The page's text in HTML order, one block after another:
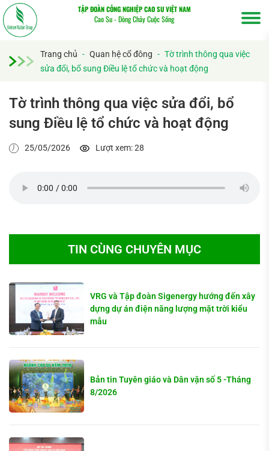
TẬP ĐOÀN CÔNG NGHIỆP CAO SU VIỆT NAM
Cao Su - Dòng Chảy Cuộc Sống
Trang chủ - Quan hệ cổ đông - Tờ trình thông qua việc
sửa đổi, bổ sung Điều lệ tổ chức và hoạt động
Tờ trình thông qua việc sửa đổi, bổ
sung Điều lệ tổ chức và hoạt động
25/05/2026 Lượt xem: 28
TIN CÙNG CHUYÊN MỤC
VRG và Tập đoàn Sigenergy hướng đến xây
dựng dự án điện năng lượng mặt trời kiểu
mẫu
Bản tin Tuyên giáo và Dân vận số 5 -Tháng
8/2026
Tìm